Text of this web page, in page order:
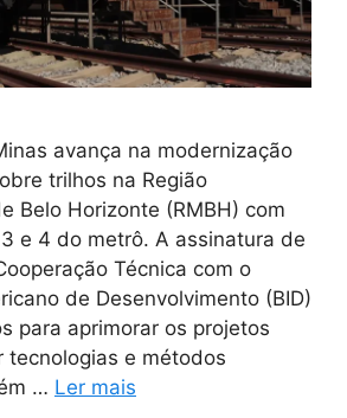
avança na modernização
trilhos na Região
Belo Horizonte (RMBH) com
e 4 do metrô. A assinatura de
Técnica com o
de Desenvolvimento (BID)
para aprimorar os projetos
tecnologias e métodos
… Ler mais